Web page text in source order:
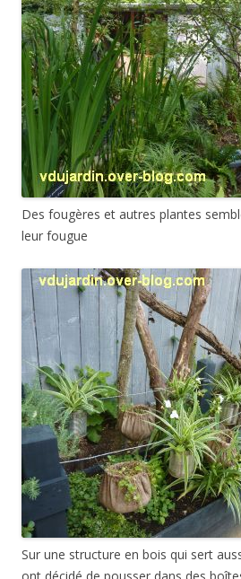
Des fougères et autres plantes
leur fougue
Sur une structure en bois qui sert